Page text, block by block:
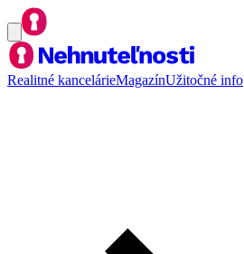
Realitné kancelárieMagazínUžitočné info